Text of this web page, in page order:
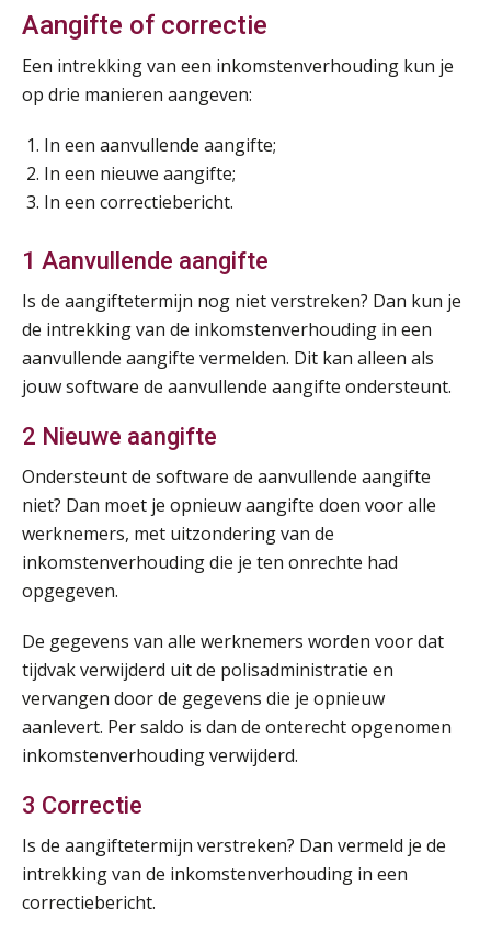
Aangifte of correctie
Een intrekking van een inkomstenverhouding kun je
op drie manieren aangeven:
In een aanvullende aangifte;
In een nieuwe aangifte;
In een correctiebericht.
1 Aanvullende aangifte
Is de aangiftetermijn nog niet verstreken? Dan kun je
de intrekking van de inkomstenverhouding in een
aanvullende aangifte vermelden. Dit kan alleen als
jouw software de aanvullende aangifte ondersteunt.
2 Nieuwe aangifte
Ondersteunt de software de aanvullende aangifte
niet? Dan moet je opnieuw aangifte doen voor alle
werknemers, met uitzondering van de
inkomstenverhouding die je ten onrechte had
opgegeven.
De gegevens van alle werknemers worden voor dat
tijdvak verwijderd uit de polisadministratie en
vervangen door de gegevens die je opnieuw
aanlevert. Per saldo is dan de onterecht opgenomen
inkomstenverhouding verwijderd.
3 Correctie
Is de aangiftetermijn verstreken? Dan vermeld je de
intrekking van de inkomstenverhouding in een
correctiebericht.
AUG
Markus Verbeek Praehep
24
Module Loonheffingen VPS
Markus Verbeek Praehep
MOCuitgevers
25
AUG
Summercourse: Kiezen en loslaten & een mindset die kansen ziet en vertrouwen geeft
MOCuitgevers
AUG
Summercourse: Een mindset die kansen ziet en vertrouwen geeft
MOCuitgevers
25
AUG
Summercourse: Kiezen wat bij je past, loslaten wat je niet verder helpt
MOCuitgevers
AUG
Summercourse Werkkostenregeling
25
MOCuitgevers
25
26
AUG
Opfriscursus PDL (NIRPA PE)
Markus Verbeek Praehep